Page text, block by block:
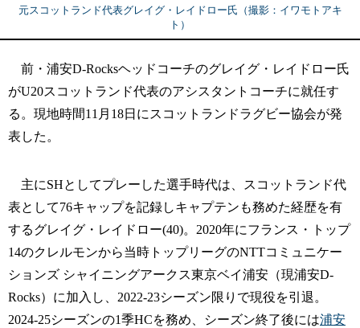
元スコットランド代表グレイグ・レイドロー氏（撮影：イワモトアキ
ト）
前・浦安D-Rocksヘッドコーチのグレイグ・レイドロー氏
がU20スコットランド代表のアシスタントコーチに就任す
る。現地時間11月18日にスコットランドラグビー協会が発
表した。
主にSHとしてプレーした選手時代は、スコットランド代
表として76キャップを記録しキャプテンも務めた経歴を有
するグレイグ・レイドロー(40)。2020年にフランス・トップ
14のクレルモンから当時トップリーグのNTTコミュニケー
ションズ シャイニングアークス東京ベイ浦安（現浦安D-
Rocks）に加入し、2022-23シーズン限りで現役を引退。
2024-25シーズンの1季HCを務め、シーズン終了後には浦安